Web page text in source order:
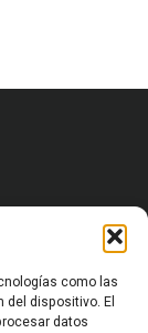
como las
del dispositivo. El
datos